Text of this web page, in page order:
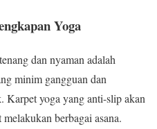
Yoga
dan nyaman adalah
minim gangguan dan
Karpet yoga yang anti-slip akan
berbagai asana.